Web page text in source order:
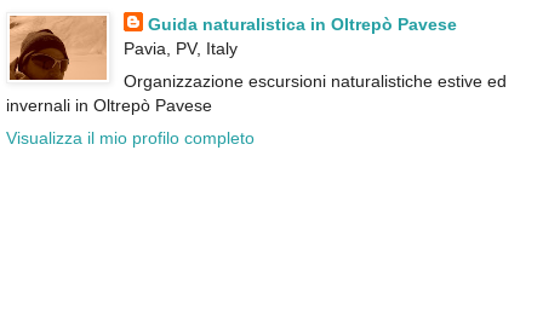
Guida naturalistica in Oltrepò Pavese
Pavia, PV, Italy
Organizzazione escursioni naturalistiche estive ed
invernali in Oltrepò Pavese
Visualizza il mio profilo completo